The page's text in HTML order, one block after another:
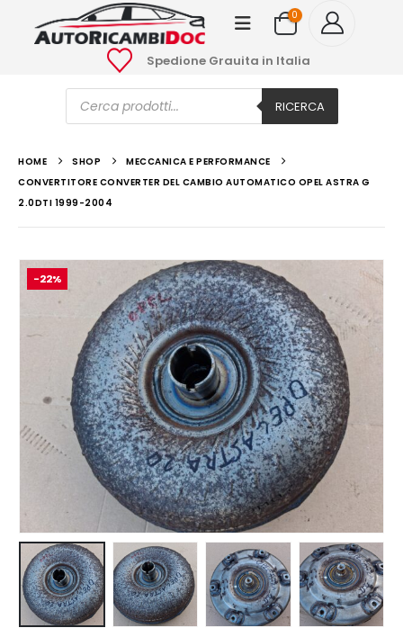
0
Spedione Grauita in Italia
Ricerca
prodotti RICERCA
HOME SHOP
MECCANICA E PERFORMANCE
CONVERTITORE CONVERTER DEL CAMBIO AUTOMATICO OPEL ASTRA G
2.0DTI 1999-2004
-22%